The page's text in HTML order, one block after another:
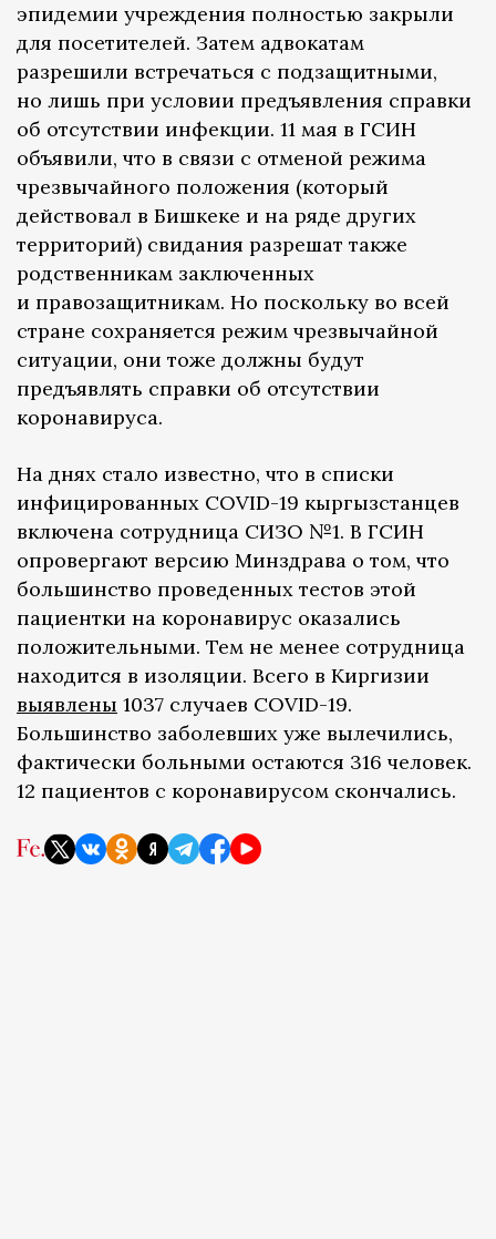
эпидемии учреждения полностью закрыли
для посетителей. Затем адвокатам
разрешили встречаться с подзащитными,
но лишь при условии предъявления справки
об отсутствии инфекции. 11 мая в ГСИН
объявили, что в связи с отменой режима
чрезвычайного положения (который
действовал в Бишкеке и на ряде других
территорий) свидания разрешат также
родственникам заключенных
и правозащитникам. Но поскольку во всей
стране сохраняется режим чрезвычайной
ситуации, они тоже должны будут
предъявлять справки об отсутствии
коронавируса.
На днях стало известно, что в списки
инфицированных COVID-19 кыргызстанцев
включена сотрудница СИЗО №1. В ГСИН
опровергают версию Минздрава о том, что
большинство проведенных тестов этой
пациентки на коронавирус оказались
положительными. Тем не менее сотрудница
находится в изоляции. Всего в Киргизии
выявлены 1037 случаев COVID-19.
Большинство заболевших уже вылечились,
фактически больными остаются 316 человек.
12 пациентов с коронавирусом скончались.